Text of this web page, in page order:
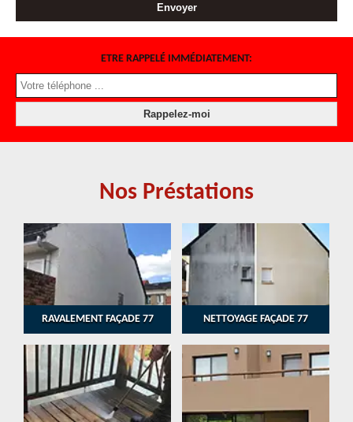
ETRE RAPPELÉ IMMÉDIATEMENT:
Nos Préstations
RAVALEMENT FAÇADE 77 NETTOYAGE FAÇADE 77